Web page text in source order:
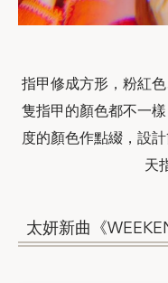
指甲修成方形，粉紅
隻指甲的顏色都不一
度的顏色作點綴，設
天
太妍新曲《